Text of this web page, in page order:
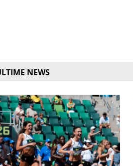
NEWS